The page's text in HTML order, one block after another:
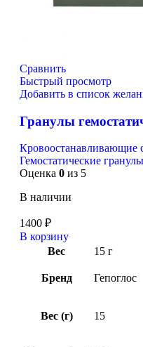
Сравнить
Быстрый просмотр
Добавить в список
Гранулы
Кровоостанавливающие
Гемостатические гранулы
Оценка 0 из 5
В наличии
1400 ₽
В корзину
Вес
15 г
Бренд Гепоглос
Вес (г) 15